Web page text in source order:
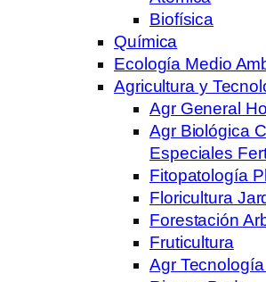
Biofísica
Química
Ecología Medio
Agricultura y
Agr General
Agr Biológica
Especiales
Fitopatología
Floricultura
Forestación
Fruticultura
Agr